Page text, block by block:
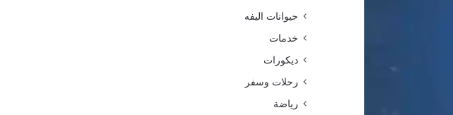
حيوانات اليفه
خدمات
ديكورات
رحلات وسفر
رياضة